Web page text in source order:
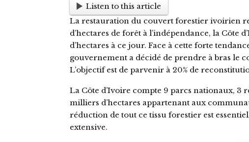
Listen to this article
La restauration du couvert forestier ivoirien
d’hectares de forêt à l’indépendance, la Côte
d’hectares à ce jour. Face à cette forte
gouvernement a décidé de prendre à bras le
L’objectif est de parvenir à 20% de
La Côte d’Ivoire compte 9 parcs nationaux, 3
milliers d’hectares appartenant aux
réduction de tout ce tissu forestier est
extensive.